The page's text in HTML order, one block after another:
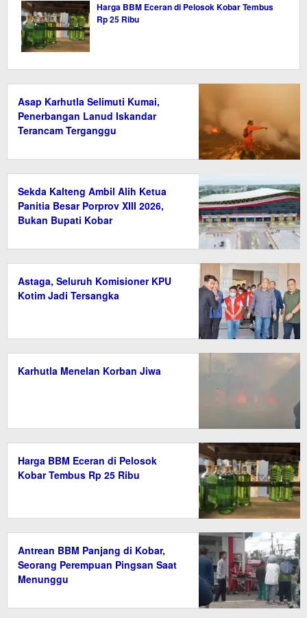
Harga BBM Eceran di Pelosok Kobar Tembus
Rp 25 Ribu
Asap Karhutla Selimuti Kumai,
Penerbangan Lanud Iskandar
Terancam Terganggu
Sekda Kalteng Ambil Alih Ketua
Panitia Besar Porprov XIII 2026,
Bukan Bupati Kobar
Astaga, Seluruh Komisioner KPU
Kotim Jadi Tersangka
Karhutla Menelan Korban Jiwa
Harga BBM Eceran di Pelosok
Kobar Tembus Rp 25 Ribu
Antrean BBM Panjang di Kobar,
Seorang Perempuan Pingsan Saat
Menunggu